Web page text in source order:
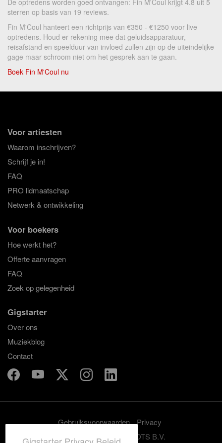
De optredens worden goed ontvangen: Fin M'Coul krijgt 4.8 uit 5
sterren op basis van 19 reviews.
Fin M'Coul hanteert een richtprijs van €350 - €1250 voor live
optredens. Houd er rekening mee dat geluidsapparatuur,
reisafstand en speelduur van invloed zullen zijn op de uiteindelijke
gage maar schroom niet om het gesprek aan te gaan.
Boek Fin M'Coul nu
Voor artiesten
Waarom inschrijven?
Schrijf je in!
FAQ
PRO lidmaatschap
Netwerk & ontwikkeling
Voor boekers
Hoe werkt het?
Offerte aanvragen
FAQ
Zoek op gelegenheid
Gigstarter
Over ons
Muziekblog
Contact
Gebruiksvoorwaarden
Privacy
© 2012-2026 GRASSROOTS B.V.